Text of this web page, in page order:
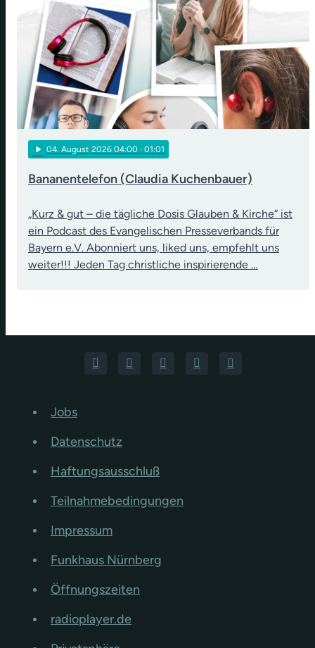
play_arrow 04. August 2026 04:00 · 01:01
Bananentelefon (Claudia Kuchenbauer)
„Kurz & gut – die tägliche Dosis Glauben & Kirche“ ist
ein Podcast des Evangelischen Presseverbands für
Bayern e.V. Abonniert uns, liked uns, empfehlt uns
weiter!!! Jeden Tag christliche inspirierende …
Jobs
Datenschutz
Haftungsausschluß
Teilnahmebedingungen
Impressum
Funkhaus Nürnberg
Öffnungszeiten
radioplayer.de